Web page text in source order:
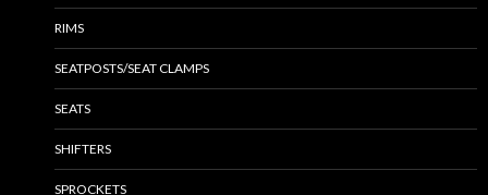
RIMS
SEATPOSTS/SEAT CLAMPS
SEATS
SHIFTERS
SPROCKETS